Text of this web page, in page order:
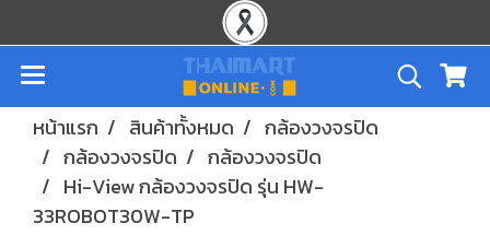
หน้าแรก สินค้าทั้งหมด
กล้องวงจรปิด
กล้องวงจรปิด
กล้องวงจรปิด
Hi-View กล้องวงจรปิด รุ่น HW-
33ROBOT30W-TP